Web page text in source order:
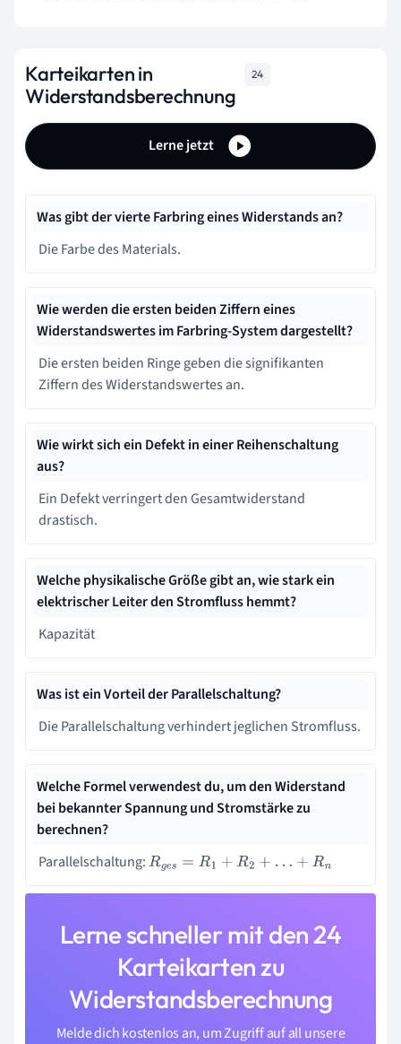
Karteikarten in
Widerstandsberechnung
24
Lerne jetzt
Was gibt der vierte Farbring eines Widerstands an?
Die Farbe des Materials.
Wie werden die ersten beiden Ziffern eines
Widerstandswertes im Farbring-System dargestellt?
Die ersten beiden Ringe geben die signifikanten
Ziffern des Widerstandswertes an.
Wie wirkt sich ein Defekt in einer Reihenschaltung
aus?
Ein Defekt verringert den Gesamtwiderstand
drastisch.
Welche physikalische Größe gibt an, wie stark ein
elektrischer Leiter den Stromfluss hemmt?
Kapazität
Was ist ein Vorteil der Parallelschaltung?
Die Parallelschaltung verhindert jeglichen Stromfluss.
Welche Formel verwendest du, um den Widerstand
bei bekannter Spannung und Stromstärke zu
berechnen?
Parallelschaltung:Rges =R1+R2+…+R n
Lerne schneller mit den 24
Karteikarten zu
Widerstandsberechnung
Melde dich kostenlos an, um Zugriff auf all unsere